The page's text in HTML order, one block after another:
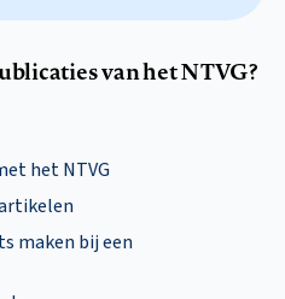
van het NTVG?
het NTVG
maken bij een